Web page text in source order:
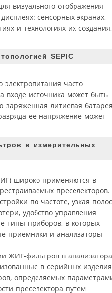
визуального отображения
сенсорных экранах,
и технологиях их
SEPIC
электропитания часто
входе источника может быть
литиевая батарея
ее напряжение может
в измерительных
широко применяются в
преселекторов.
по частоте, узкая
удобство управления
типы приборов, в которых
приемники и анализаторы
ЖИГ-фильтров в
в серийных
определяемых
преселектора путем